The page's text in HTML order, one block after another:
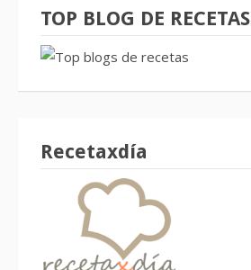
TOP BLOG DE RECETAS
Recetaxdía